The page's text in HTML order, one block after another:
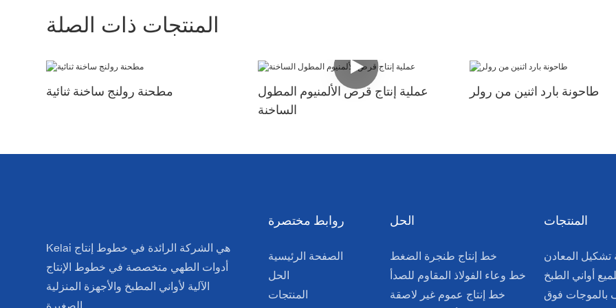
المنتجات ذات الصلة
مطحنة رولنج ساخنة ثنائية
عملية إنتاج قرص الألمنيوم المطول
الساخنة
طاحونة بارد اثنين من رولر
Kelai هي الشركة الرائدة في خطوط إنتاج
أدوات الطهي متخصصة في خطوط الإنتاج
الآلية لأواني المطبخ والأجهزة المنزلية
روابط مختصرة
الصفحة الرئيسية
الحل
المنتجات
الحل
خط إنتاج طنجرة الضغط
خط وعاء الفولاذ المقاوم للصدأ
خط إنتاج عموم غير لاصقة
المنتجات
تشكيل المعادن
أواني الطبخ
بالموجات فوق